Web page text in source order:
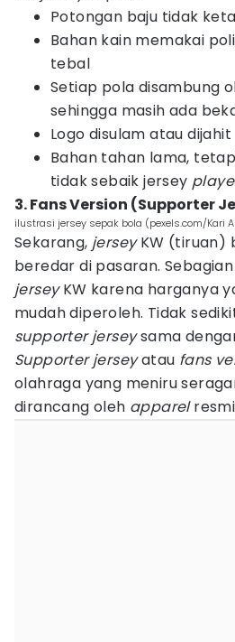
Potongan baju tidak
Bahan kain memakai
tebal
Setiap pola disambung
sehingga masih ada
Logo disulam atau dijahit
Bahan tahan lama,
tidak sebaik jersey
3. Fans Version (Supporter
ilustrasi jersey sepak bola (pexels.com/Kari
Sekarang, jerseyKW (tiruan)
beredar di pasaran.
jerseyKW karena harganya
mudah diperoleh. Tidak
supporter jerseysama
Supporter jerseyatau fans
olahraga yang meniru
dirancang oleh apparel